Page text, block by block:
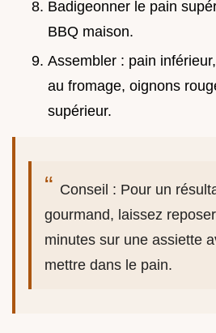
Badigeonner le pain
BBQ maison.
Assembler : pain
au fromage, oignons
supérieur.
Conseil : Pour un
gourmand, laissez
minutes sur une assiette
mettre dans le pain.